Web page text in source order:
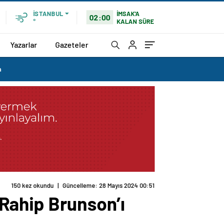
İSTANBUL
°
02:00
İMSAK'A
KALAN SÜRE
Yazarlar Gazeteler
Brunson’ı